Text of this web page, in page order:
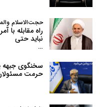
حجت‌الاسلام
راه مقابله
نباید حتی
…
سخنگوی جبهه
حرمت